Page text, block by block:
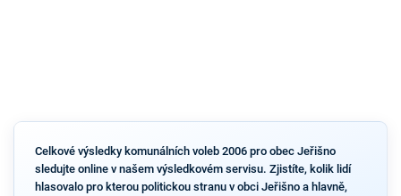
Celkové výsledky komunálních voleb 2006 pro obec Jeřišno
sledujte online v našem výsledkovém servisu. Zjistíte, kolik lidí
hlasovalo pro kterou politickou stranu v obci Jeřišno a hlavně,